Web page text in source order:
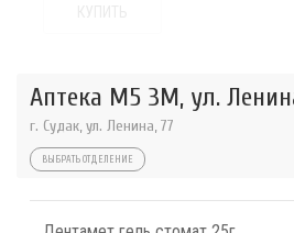
Аптека М5 3М, ул.
г. Судак, ул. Ленина, 77
ВЫБРАТЬ ОТДЕЛЕНИЕ